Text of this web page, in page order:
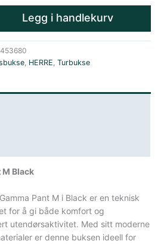
Legg i handlekurv
, HERRE,Turbukse
M Black
Pant M i Black er en teknisk
for å gi både komfort og
utendørsaktivitet. Med sitt moderne
er denne buksen ideell for